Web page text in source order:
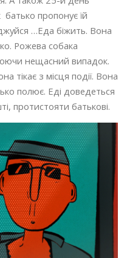
пропонує їй
…Еда біжить. Вона
Рожева собака
нещасний випадок.
тікає з місця події. Вона
полює. Еді доведеться
протистояти батькові.